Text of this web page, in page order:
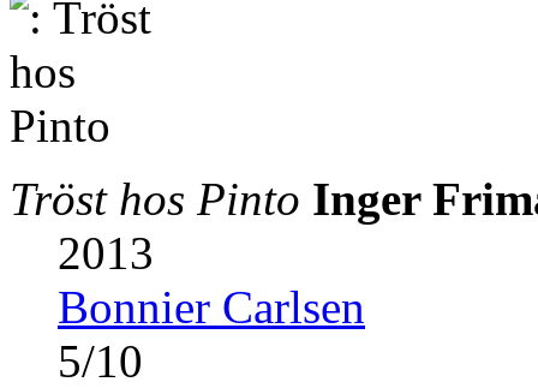
Tröst hos Pinto Inger
2013
Bonnier Carlsen
5/10